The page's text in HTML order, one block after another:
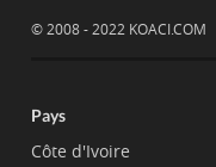
© 2008 - 2022 KOACI.COM
Pays
Côte d'Ivoire